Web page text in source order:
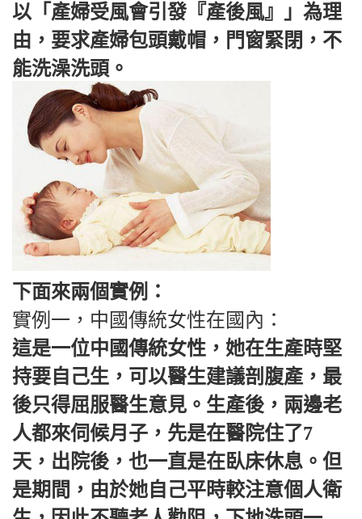
以「產婦受風會引發『產後風』」為理
由，要求產婦包頭戴帽，門窗緊閉，不
能洗澡洗頭。
下面來兩個實例：
實例一，中國傳統女性在國內：
這是一位中國傳統女性，她在生產時堅
持要自己生，可以醫生建議剖腹產，最
後只得屈服醫生意見。生產後，兩邊老
人都來伺候月子，先是在醫院住了7
天，出院後，也一直是在臥床休息。但
是期間，由於她自己平時較注意個人衛